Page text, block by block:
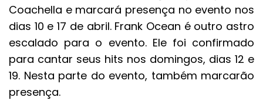
Coachella e marcará presença no evento nos
dias 10 e 17 de abril. Frank Ocean é outro astro
escalado para o evento. Ele foi confirmado
para cantar seus hits nos domingos, dias 12 e
19. Nesta parte do evento, também marcarão
presença.